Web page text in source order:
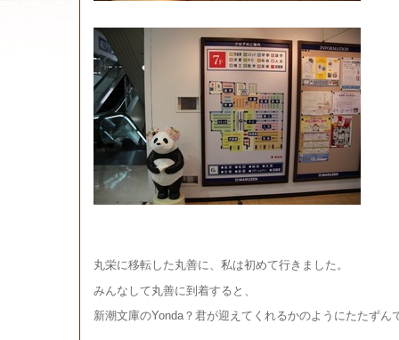
丸栄に移転した丸善に、私は初めて行きました。
みんなして丸善に到着すると、
新潮文庫のYonda？君が迎えてくれるかのようにたたずん